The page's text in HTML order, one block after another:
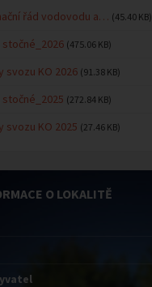
řád vodovodu a… (45.40 KB)
(475.06 KB)
svozu KO 2026 (91.38 KB)
(272.84 KB)
svozu KO 2025 (27.46 KB)
O LOKALITĚ